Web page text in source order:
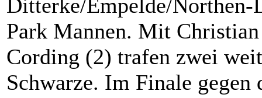
Ditterke/Empelde/Northen-
Park Mannen. Mit
Cording (2) trafen zwei
Schwarze. Im Finale